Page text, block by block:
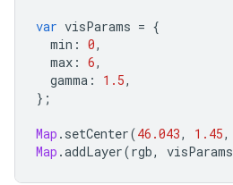
var visParams = {
min : 0,
max : 6,
gamma : 1.5,
};
Map . setCenter(46.043, 1.45,
Map .addLayer(rgb, visParams